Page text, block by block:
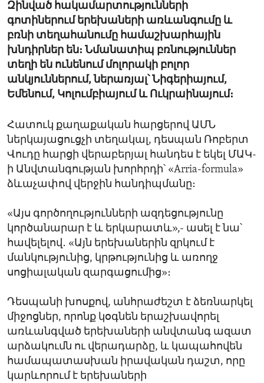
Զինված հակամարտությունների
գոտիներում երեխաների առևանգումը և
բռնի տեղահանումը համաշխարհային
խնդիրներ են։ Նմանատիպ բռնություններ
տեղի են ունենում մոլորակի բոլոր
անկյուններում, ներառյալ՝ Նիգերիայում,
Եմենում, Կոլումբիայում և Ուկրաինայում։
Հատուկ քաղաքական հարցերով ԱՄՆ
ներկայացուցչի տեղակալ, դեսպան Ռոբերտ
Վուդը հարցի վերաբերյալ հանդես է եկել ՄԱԿ-
ի Անվտանգության խորհրդի՝ «Arria-formula»
ձևաչափով վերջին հանդիպմանը։
«Այս գործողությունների ազդեցությունը
կործանարար է և երկարատև»,- ասել է նա՝
հավելելով․ «Այն երեխաներին զրկում է
մանկությունից, կրթությունից և առողջ
սոցիալական զարգացումից»։
Դեսպանի խոսքով, անհրաժեշտ է ձեռնարկել
միջոցներ, որոնք կօգնեն երաշխավորել
առևանգված երեխաների անվտանգ ազատ
արձակումն ու վերադարձը, և կապահովեն
համապատասխան իրավական դաշտ, որը
կարևորում է երեխաների